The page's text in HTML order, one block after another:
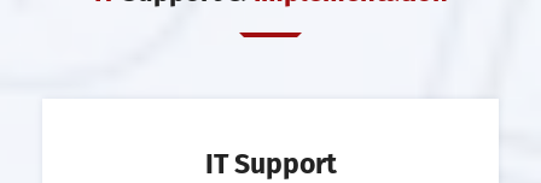
IT Support